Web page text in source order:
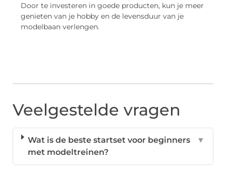
Door te investeren in goede producten, kun je meer
genieten van je hobby en de levensduur van je
modelbaan verlengen.
Veelgestelde vragen
Wat is de beste startset voor beginners
met modeltreinen?
▼